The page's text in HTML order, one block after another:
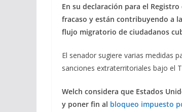
o
k
m p
p
En su declaración para el
fracaso y están contribuyendo a
flujo migratorio de ciudadanos
El senador sugiere varias medidas
sanciones extraterritoriales bajo el
Welch considera que Estados
y poner fin al bloqueo impuesto